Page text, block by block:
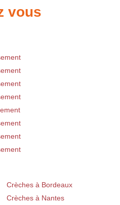
vous
Crèches à Bordeaux
Crèches à Nantes